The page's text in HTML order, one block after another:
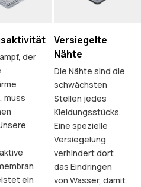
der
muss
ein
Versiegelte
Nähte
Die Nähte sind die
schwächsten
Stellen jedes
Kleidungsstücks.
Eine spezielle
Versiegelung
verhindert dort
das Eindringen
von Wasser, damit